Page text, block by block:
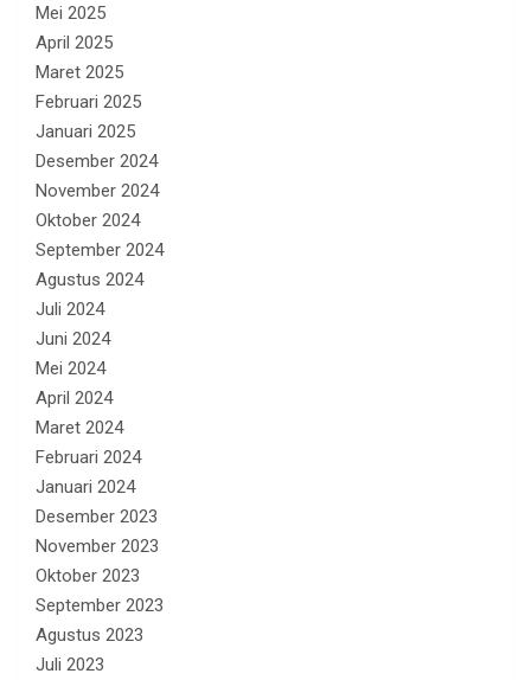
Mei 2025
April 2025
Maret 2025
Februari 2025
Januari 2025
Desember 2024
November 2024
Oktober 2024
September 2024
Agustus 2024
Juli 2024
Juni 2024
Mei 2024
April 2024
Maret 2024
Februari 2024
Januari 2024
Desember 2023
November 2023
Oktober 2023
September 2023
Agustus 2023
Juli 2023